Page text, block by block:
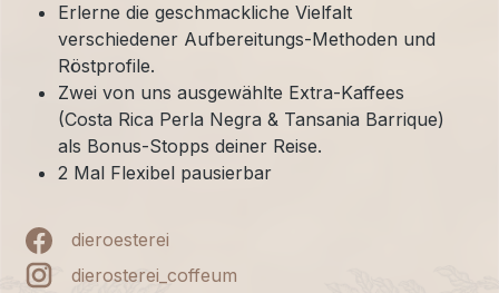
Erlerne die geschmackliche Vielfalt
verschiedener Aufbereitungs-Methoden und
Röstprofile.
Zwei von uns ausgewählte Extra-Kaffees
(Costa Rica Perla Negra & Tansania Barrique)
als Bonus-Stopps deiner Reise.
2 Mal Flexibel pausierbar
dieroesterei
dierosterei_coffeum